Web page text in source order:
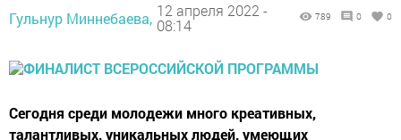
Гульнур Миннебаева, 12 апреля 2022 -
08:14
789 0 0
Сегодня среди молодежи много креативных,
талантливых, уникальных людей, умеющих